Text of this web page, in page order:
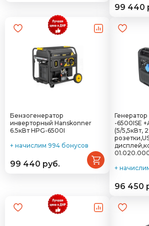
99 440
Бензогенератор
инверторный Hanskonner
6.5кВт HPG-6500I
+ начислим 994 бонусов
99 440 руб.
Генератор
-6500ISE
(5/5,5кВт,
+
96 450